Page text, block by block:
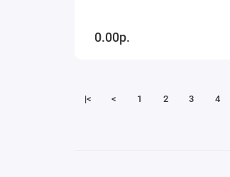
0.00р.
|< < 1 2 3 4